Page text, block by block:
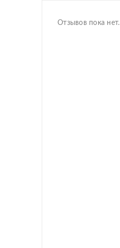
Отзывов пока нет.